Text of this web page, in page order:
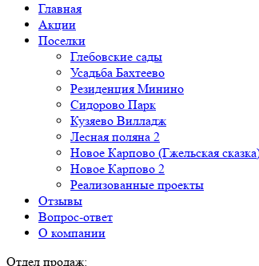
Главная
Акции
Поселки
Глебовские сады
Усадьба Бахтеево
Резиденция Минино
Сидорово Парк
Кузяево Вилладж
Лесная поляна 2
Новое Карпово (Гжельская
Новое Карпово 2
Реализованные проекты
Отзывы
Вопрос-ответ
О компании
Отдел продаж: